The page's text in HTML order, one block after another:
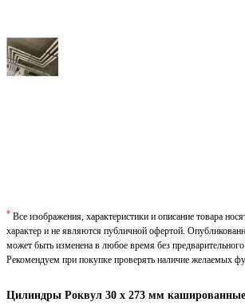
Цилиндры Роквул 30 x 273 мм
* Все изображения, характеристики и описание товара
характер и не являются публичной офертой.
может быть изменена в любое время без
Рекомендуем при покупке проверять наличие желаемых